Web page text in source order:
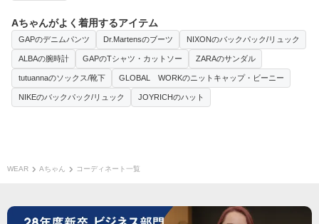
Aちゃんがよく着用するアイテム
GAPのデニムパンツ Dr.Martensのブーツ NIXONのバックパック/リュック
ALBAの腕時計 GAPのTシャツ・カットソー ZARAのサンダル
tutuannaのソックス/靴下 GLOBAL WORKのニットキャップ・ビーニー
NIKEのバックパック/リュック JOYRICHのハット
WEAR Aちゃん コーディネート一覧